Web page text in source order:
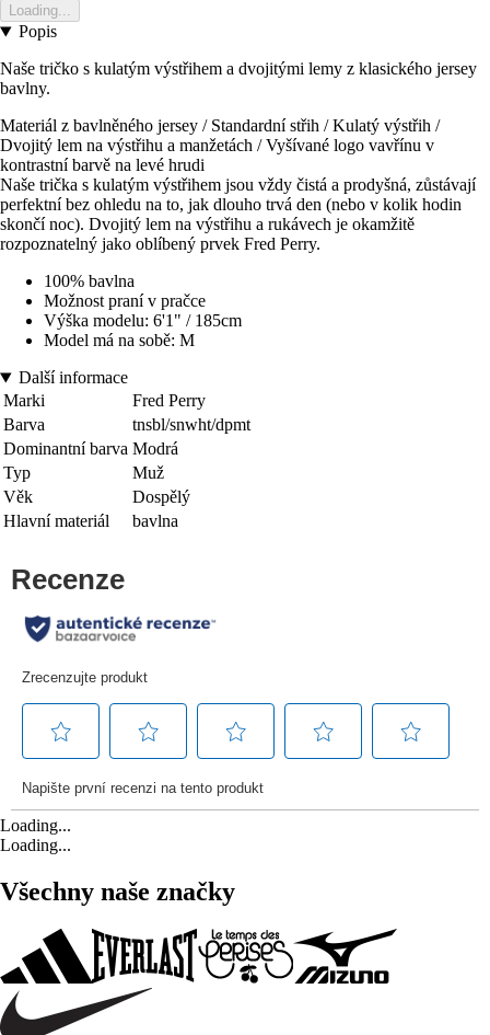
Loading...
Popis
Naše tričko s kulatým výstřihem a dvojitými lemy z klasického jersey
bavlny.
Materiál z bavlněného jersey / Standardní střih / Kulatý výstřih /
Dvojitý lem na výstřihu a manžetách / Vyšívané logo vavřínu v
kontrastní barvě na levé hrudi
Naše trička s kulatým výstřihem jsou vždy čistá a prodyšná, zůstávají
perfektní bez ohledu na to, jak dlouho trvá den (nebo v kolik hodin
skončí noc). Dvojitý lem na výstřihu a rukávech je okamžitě
rozpoznatelný jako oblíbený prvek Fred Perry.
100% bavlna
Možnost praní v pračce
Výška modelu: 6'1" / 185cm
Model má na sobě: M
Další informace
Marki
Fred Perry
Barva
tnsbl/snwht/dpmt
Dominantní barva Modrá
Typ
Muž
Věk
Dospělý
Hlavní materiál
bavlna
Loading...
Loading...
Všechny naše značky